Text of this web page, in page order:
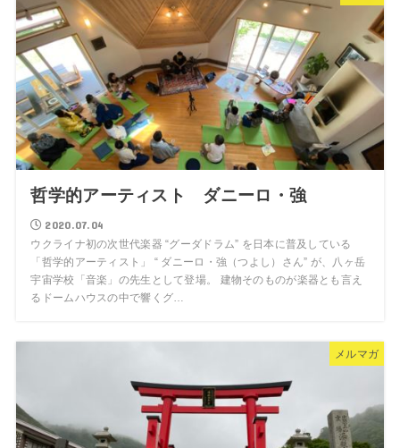
哲学的アーティスト ダニーロ・強
2020.07.04
ウクライナ初の次世代楽器 “グーダドラム” を日本に普及している
「哲学的アーティスト」 “ ダニーロ・強（つよし）さん” が、八ヶ岳
宇宙学校「音楽」の先生として登場。 建物そのものが楽器とも言え
るドームハウスの中で響くグ…
メルマガ